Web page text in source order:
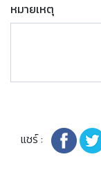
หมายเหตุ
แชร์ :